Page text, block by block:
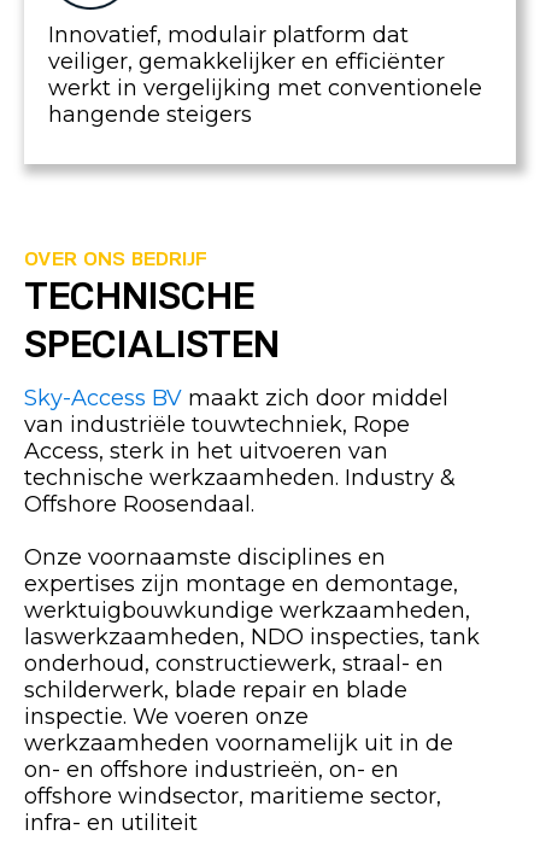
Innovatief, modulair platform dat
veiliger, gemakkelijker en efficiënter
werkt in vergelijking met conventionele
hangende steigers
OVER ONS BEDRIJF
TECHNISCHE
SPECIALISTEN
Sky-Access BV maakt zich door middel
van industriële touwtechniek, Rope
Access, sterk in het uitvoeren van
technische werkzaamheden. Industry &
Offshore Roosendaal.
Onze voornaamste disciplines en
expertises zijn montage en demontage,
werktuigbouwkundige werkzaamheden,
laswerkzaamheden, NDO inspecties, tank
onderhoud, constructiewerk, straal- en
schilderwerk, blade repair en blade
inspectie. We voeren onze
werkzaamheden voornamelijk uit in de
on- en offshore industrieën, on- en
offshore windsector, maritieme sector,
infra- en utiliteit